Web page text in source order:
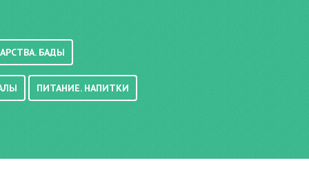
краска для волос
БАДЫ
ПИТАНИЕ. НАПИТКИ